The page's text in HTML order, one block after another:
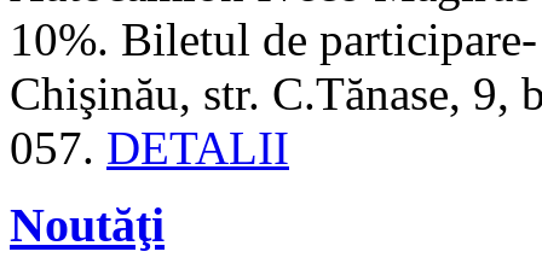
10%. Biletul de
Chişinău, str. C.Tănase,
057. DETALII
Noutăţi